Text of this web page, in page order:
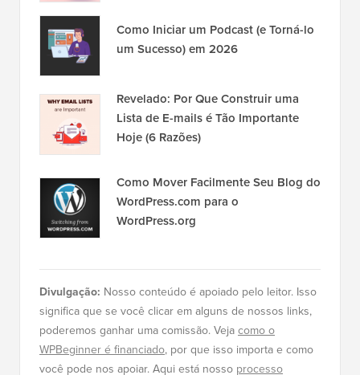
Como Iniciar um Podcast (e Torná-lo
um Sucesso) em 2026
Revelado: Por Que Construir uma
Lista de E-mails é Tão Importante
Hoje (6 Razões)
Como Mover Facilmente Seu Blog do
WordPress.com para o
WordPress.org
Divulgação: Nosso conteúdo é apoiado pelo leitor. Isso
significa que se você clicar em alguns de nossos links,
poderemos ganhar uma comissão. Vejacomo o
WPBeginner é financiado, por que isso importa e como
você pode nos apoiar. Aqui está nosso processo